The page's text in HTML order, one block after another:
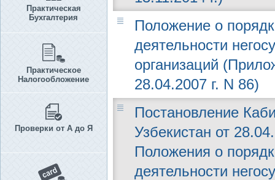
Практическая
Бухгалтерия
Практическое
Налогообложение
Проверки от А до Я
Положение о
деятельности
организаций
28.04.2007 г. N 86)
Постановление
Узбекистан от
Положения о
деятельности